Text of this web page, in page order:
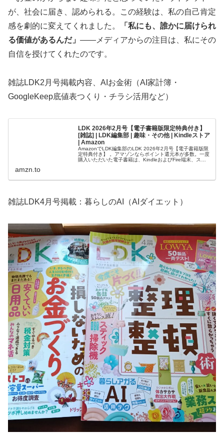
が、社会に届き、認められる。この経験は、私の自己肯定
感を劇的に変えてくれました。
「私にも、誰かに届けられ
る価値があるんだ」 ――メディアからの注目は、私にその
自信を授けてくれたのです。
雑誌LDK2月号掲載内容、AIお金術（AI家計簿・
GoogleKeep底値表つくり・チラシ活用など）
LDK 2026年2月号【電子書籍版限定特典付き】
[雑誌] | LDK編集部 | 趣味・その他 | Kindleストア
| Amazon
AmazonでLDK編集部のLDK 2026年2月号【電子書籍版限
定特典付き】 。アマゾンならポイント還元本が多数。一度
購入いただいた電子書籍は、KindleおよびFire端末、スマ
amzn.to
雑誌LDK4月号掲載：暮らしのAI（AIダイエット）